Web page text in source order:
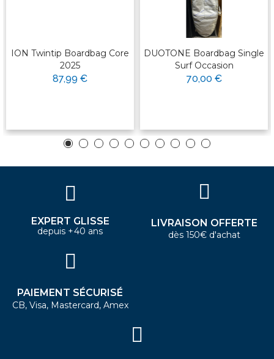
ION Twintip Boardbag Core
2025
87,99 €
DUOTONE Boardbag Single
Surf Occasion
70,00 €
EXPERT GLISSE
depuis +40 ans
LIVRAISON OFFERTE
dès 150€ d'achat
PAIEMENT SÉCURISÉ
CB, Visa, Mastercard, Amex